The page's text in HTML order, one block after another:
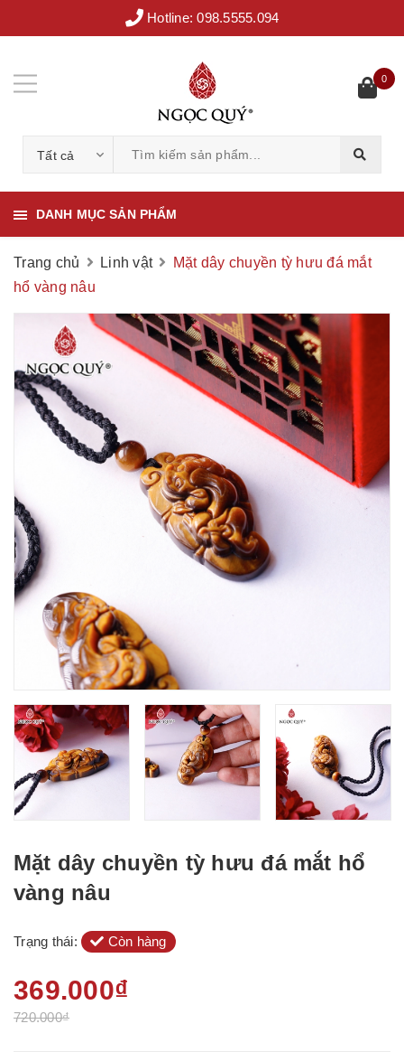
Hotline:098.5555.094
Tất cả
0
DANH MỤC SẢN PHẨM
Trang chủ Linh vật
Mặt dây chuyền tỳ hưu đá mắt
hổ vàng nâu
Mặt dây chuyền tỳ hưu đá mắt hổ
vàng nâu
Trạng thái: Còn hàng
369.000₫
720.000₫